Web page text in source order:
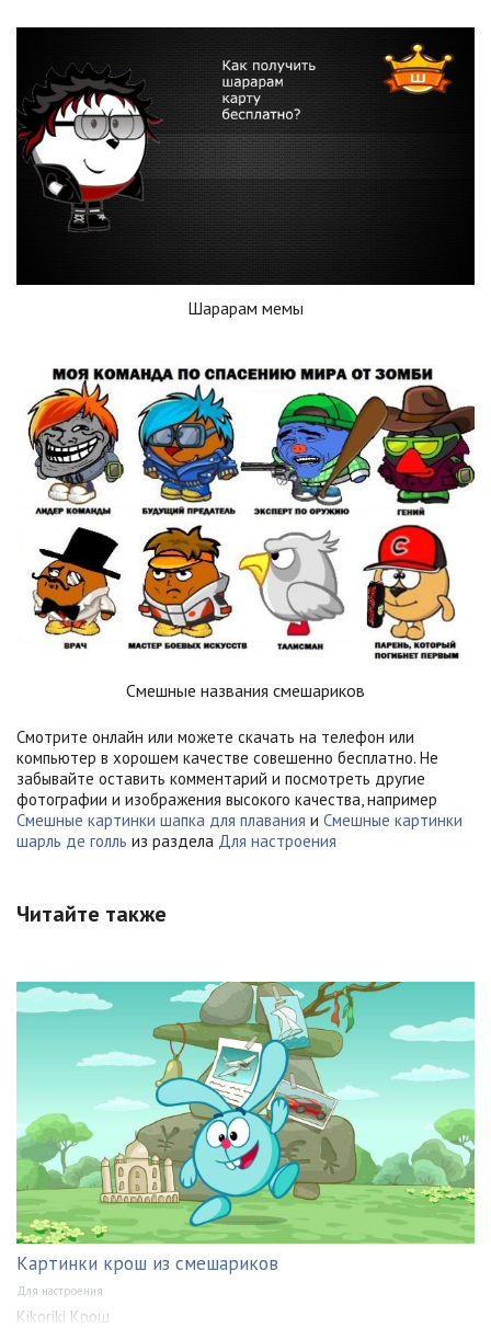
Шарарам мемы
Смешные названия смешариков
Смотрите онлайн или можете скачать на телефон или
компьютер в хорошем качестве совешенно бесплатно. Не
забывайте оставить комментарий и посмотреть другие
фотографии и изображения высокого качества, например
Смешные картинки шапка для плавания и Смешные картинки
шарль де голль из раздела Для настроения
Читайте также
Картинки крош из смешариков
Для настроения
Kikoriki Крош